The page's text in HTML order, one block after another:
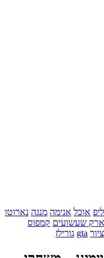
אוכל אנימה מנגה נארוטו
שעשועים קמפוס
ציור gta גורילז